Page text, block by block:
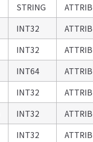
STRING
INT32
INT32
INT64
INT32
INT32
INT32